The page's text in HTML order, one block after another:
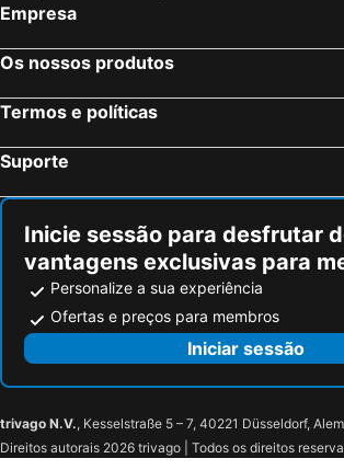
Empresa
Os nossos produtos
Termos e políticas
Suporte
Inicie sessão para desfrutar
vantagens exclusivas para
Personalize a sua experiência
Ofertas e preços para membros
Iniciar sessão
trivago N.V., Kesselstraße 5 – 7, 40221 Düsseldorf,
Direitos autorais 2026 trivago | Todos os direitos